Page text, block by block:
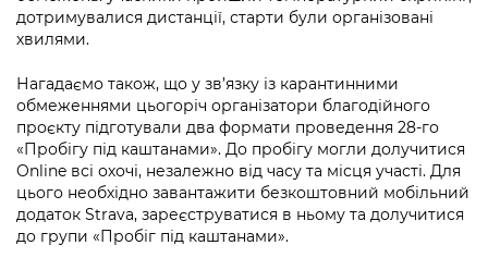
Підприємства, установи, організації
Річні звіти
Гендерна політика
Безбар'єрність
Київська міська військова адміністрація
Портал Захисників та Захисниць
Безбар'єрність
Портал послуг
Міський застосунок Київ Цифровий
Важливе під час воєнного стану
Уряд» – місцевий рівень»
Про відкриті дані
Публічні дашборди
дотримувалися дистанції, старти були організовані
хвилями.
Нагадаємо також, що у зв’язку із карантинними
обмеженнями цьогоріч організатори благодійного
проєкту підготували два формати проведення 28-го
«Пробігу під каштанами». До пробігу могли долучитися
Online всі охочі, незалежно від часу та місця участі. Для
цього необхідно завантажити безкоштовний мобільний
додаток Strava, зареєструватися в ньому та долучитися
до групи «Пробіг під каштанами».